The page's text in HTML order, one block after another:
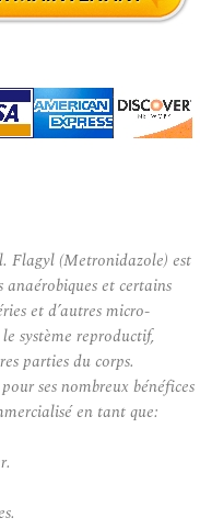
Flagyl (Metronidazole) est
et certains
et d’autres micro-
système reproductif,
parties du corps.
ses nombreux bénéfices
en tant que: